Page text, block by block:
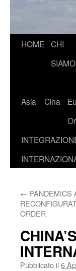
HOME CHI
Asia Cina
← PANDEMICS
ORDER
Pubblicato il 6